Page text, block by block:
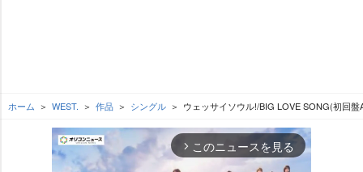
ホーム WEST. 作品 シングル ウェッサイソウル!/BIG LOVE SONG(初回盤
arrow_forward_ios このニュースを見る